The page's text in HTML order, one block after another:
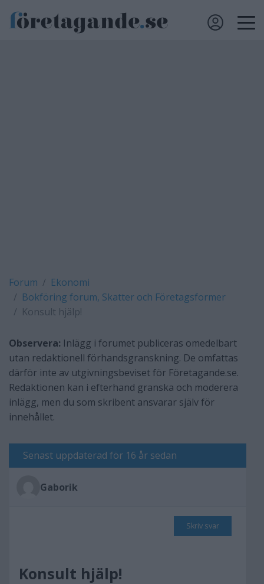
Forum
Ekonomi
Bokföring forum, Skatter och Företagsformer
Konsult hjälp!
Observera: Inlägg i forumet publiceras omedelbart
utan redaktionell förhandsgranskning. De omfattas
därför inte av utgivningsbeviset för Företagande.se.
Redaktionen kan i efterhand granska och moderera
inlägg, men du som skribent ansvarar själv för
innehållet.
Senast uppdaterad för 16 år sedan
Gaborik
Skriv svar
Konsult hjälp!